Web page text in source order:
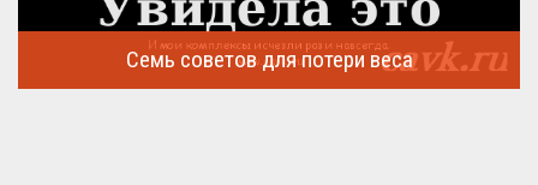
Семь советов для потери веса